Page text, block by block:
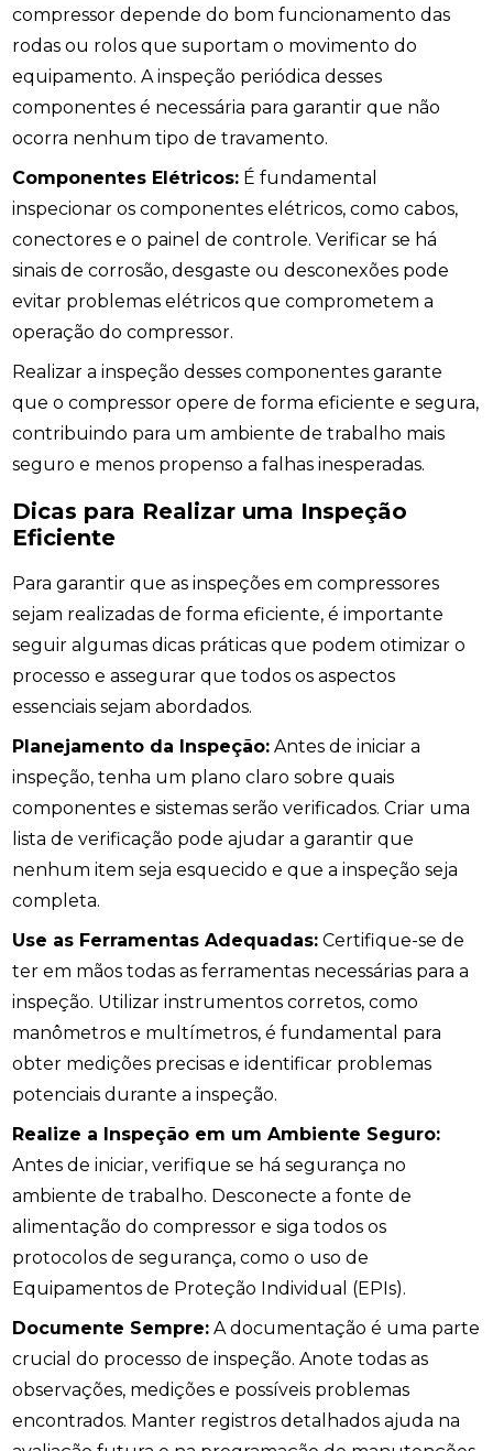
compressor depende do bom funcionamento das
rodas ou rolos que suportam o movimento do
equipamento. A inspeção periódica desses
componentes é necessária para garantir que não
ocorra nenhum tipo de travamento.
Componentes Elétricos: É fundamental
inspecionar os componentes elétricos, como cabos,
conectores e o painel de controle. Verificar se há
sinais de corrosão, desgaste ou desconexões pode
evitar problemas elétricos que comprometem a
operação do compressor.
Realizar a inspeção desses componentes garante
que o compressor opere de forma eficiente e segura,
contribuindo para um ambiente de trabalho mais
seguro e menos propenso a falhas inesperadas.
Dicas para Realizar uma Inspeção
Eficiente
Para garantir que as inspeções em compressores
sejam realizadas de forma eficiente, é importante
seguir algumas dicas práticas que podem otimizar o
processo e assegurar que todos os aspectos
essenciais sejam abordados.
Planejamento da Inspeção: Antes de iniciar a
inspeção, tenha um plano claro sobre quais
componentes e sistemas serão verificados. Criar uma
lista de verificação pode ajudar a garantir que
nenhum item seja esquecido e que a inspeção seja
completa.
Use as Ferramentas Adequadas: Certifique-se de
ter em mãos todas as ferramentas necessárias para a
inspeção. Utilizar instrumentos corretos, como
manômetros e multímetros, é fundamental para
obter medições precisas e identificar problemas
potenciais durante a inspeção.
Realize a Inspeção em um Ambiente Seguro:
Antes de iniciar, verifique se há segurança no
ambiente de trabalho. Desconecte a fonte de
alimentação do compressor e siga todos os
protocolos de segurança, como o uso de
Equipamentos de Proteção Individual (EPIs).
Documente Sempre: A documentação é uma parte
crucial do processo de inspeção. Anote todas as
observações, medições e possíveis problemas
encontrados. Manter registros detalhados ajuda na